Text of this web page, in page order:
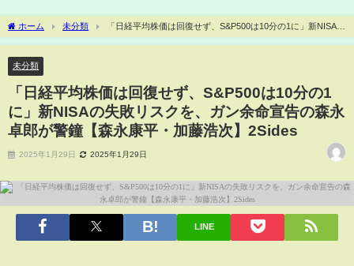
ホーム 未分類
「日経平均株価は回復せず、S&P500は10分の1に」新NISAの
失敗リスクを、ガン余命宣告の森永卓郎が警鐘【森永康平・加藤浩次】2Sides
未分類
「日経平均株価は回復せず、S&P500は10分の1
に」新NISAの失敗リスクを、ガン余命宣告の森永
卓郎が警鐘【森永康平・加藤浩次】2Sides
2025年1月29日 2025年1月29日
LINE